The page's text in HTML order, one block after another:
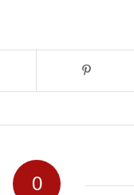
0